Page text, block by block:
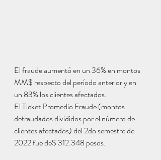
El fraude aumentó en un 36% en montos
MM$ respecto del período anterior y en
un 83% los clientes afectados.
El Ticket Promedio Fraude (montos
defraudados divididos por el número de
clientes afectados) del 2do semestre de
2022 fue de$ 312.348 pesos.